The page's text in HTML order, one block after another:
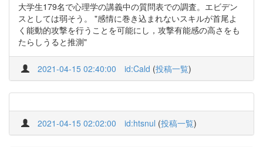
大学生179名で心理学の講義中の質問表での調査。エビデン
スとしては弱そう。 "感情に巻き込まれないスキルが首尾よ
く能動的攻撃を行うことを可能にし，攻撃有能感の高さをも
たらしうると推測"
2021-04-15 02:40:00 id:Cald (投稿一覧)
2021-04-15 02:02:00 id:htsnul (投稿一覧)